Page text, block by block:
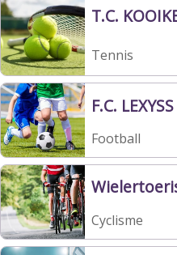
T.C.
Tennis
F.C.
Football
Cyclisme